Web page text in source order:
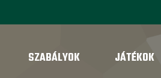
SZABÁLYOK JÁTÉKOK